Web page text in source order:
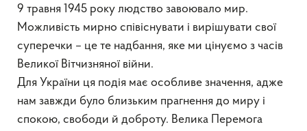
9 травня 1945 року людство завоювало мир.
Можливість мирно співіснувати і вирішувати свої
суперечки – це те надбання, яке ми цінуємо з часів
Великої Вітчизняної війни.
Для України ця подія має особливе значення, адже
нам завжди було близьким прагнення до миру і
спокою, свободи й доброту. Велика Перемога